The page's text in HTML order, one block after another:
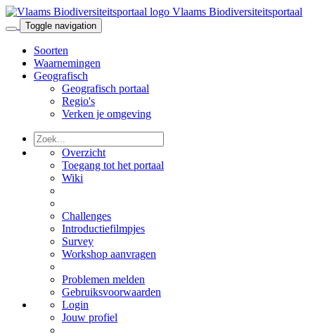
Vlaams Biodiversiteitsportaal
Toggle navigation
Soorten
Waarnemingen
Geografisch
Geografisch portaal
Regio's
Verken je omgeving
Overzicht
Toegang tot het portaal
Wiki
Challenges
Introductiefilmpjes
Survey
Workshop aanvragen
Problemen melden
Gebruiksvoorwaarden
Login
Jouw profiel